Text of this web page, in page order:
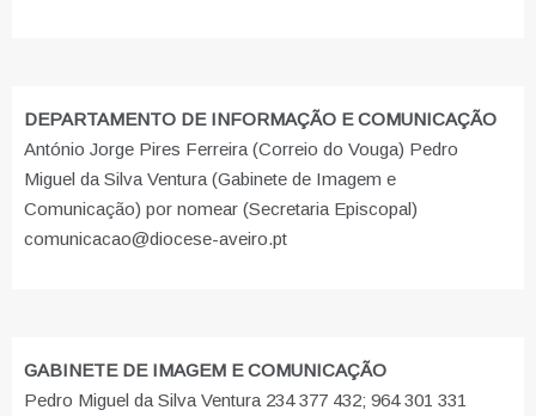
DEPARTAMENTO DE INFORMAÇÃO E COMUNICAÇÃO
António Jorge Pires Ferreira (Correio do Vouga) Pedro
Miguel da Silva Ventura (Gabinete de Imagem e
Comunicação) por nomear (Secretaria Episcopal)
comunicacao@diocese-aveiro.pt
GABINETE DE IMAGEM E COMUNICAÇÃO
Pedro Miguel da Silva Ventura 234 377 432; 964 301 331